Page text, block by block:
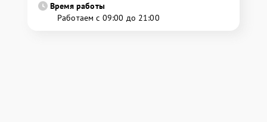
Время работы
Работаем с 09:00 до 21:00